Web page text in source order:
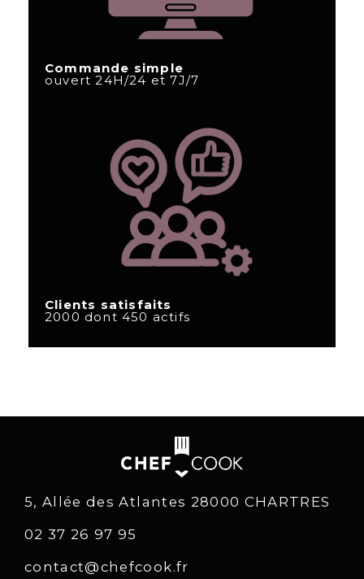
Commande simple
ouvert 24H/24 et 7J/7
Clients satisfaits
2000 dont 450 actifs
5, Allée des Atlantes 28000 CHARTRES
02 37 26 97 95
contact@chefcook.fr